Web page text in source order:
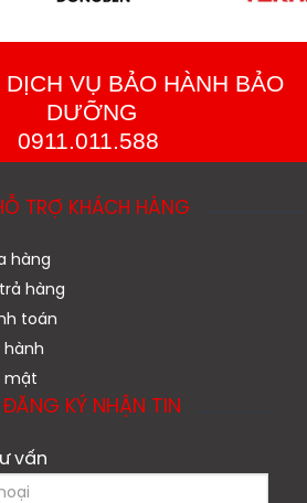
DỊCH VỤ BẢO HÀNH BẢO
DƯỠNG
0911.011.588
TRỢ KHÁCH HÀNG
hàng
hàng
toán
hành
mật
ĐĂNG KÝ NHẬN TIN
vấn